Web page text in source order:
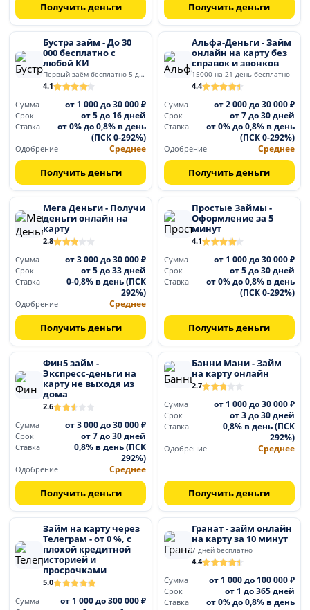
Получить деньги Получить деньги
Бустра займ - До 30
000 бесплатно с
любой КИ
Первый заём бесплатно 5 дней
4.1
Сумма
от 1 000 до 30 000 ₽
Срок от 5 до 16 дней
Ставка
от 0% до 0,8% в день
(ПСК 0-292%)
Одобрение Среднее
Получить деньги
Альфа-Деньги - Займ
онлайн на карту без
справок и звонков
15000 на 21 день бесплатно
4.4
Сумма
от 2 000 до 30 000 ₽
Срок от 7 до 30 дней
Ставка
от 0% до 0,8% в день
(ПСК 0-292%)
Одобрение Среднее
Получить деньги
Мега Деньги - Получи
деньги онлайн на
карту
2.8
Сумма
от 3 000 до 30 000 ₽
Срок от 5 до 33 дней
Ставка
0-0,8% в день (ПСК
292%)
Одобрение Среднее
Получить деньги
Простые Займы -
Оформление за 5
минут
4.1
Сумма
от 1 000 до 30 000 ₽
Срок от 5 до 30 дней
Ставка
от 0% до 0,8% в день
(ПСК 0-292%)
Получить деньги
Фин5 займ -
Экспресс-деньги на
карту не выходя из
дома
2.6
Сумма
от 3 000 до 30 000 ₽
Срок от 7 до 30 дней
Ставка
0,8% в день (ПСК
292%)
Одобрение Среднее
Получить деньги
Банни Мани - Займ
на карту онлайн
2.7
Сумма
от 1 000 до 30 000 ₽
Срок от 3 до 30 дней
Ставка
0,8% в день (ПСК
292%)
Одобрение Среднее
Получить деньги
Займ на карту через
Телеграм - от 0 %, с
плохой кредитной
историей и
просрочками
5.0
Сумма
от 1 000 до 300 000 ₽
Гранат - займ онлайн
на карту за 10 минут
7 дней бесплатно
4.4
Сумма
от 1 000 до 100 000 ₽
Срок от 1 до 365 дней
Ставка
от 0% до 0,8% в день